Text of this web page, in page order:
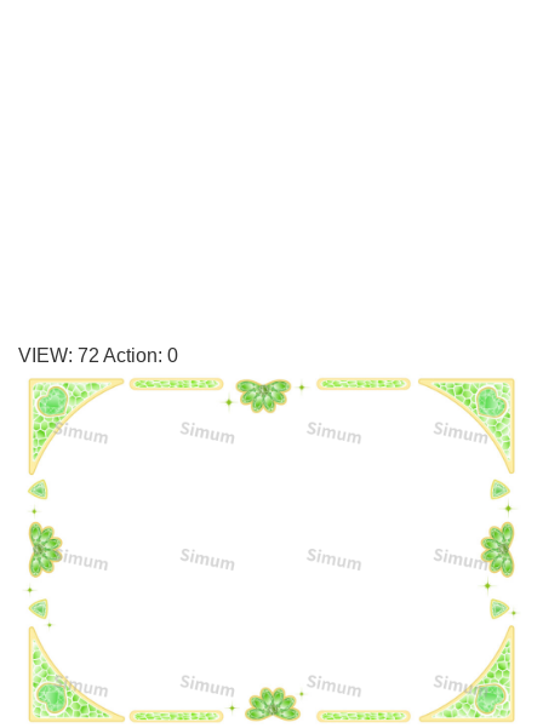
ド
ッ
ト」
キ
ラ
キ
ラ
の
宝
石！
透
VIEW: 72 Action: 0